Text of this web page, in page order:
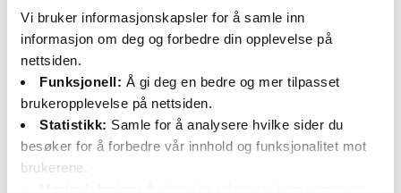
Vi bruker informasjonskapsler for å samle inn
informasjon om deg og forbedre din opplevelse på
nettsiden.
Funksjonell: Å gi deg en bedre og mer tilpasset
brukeropplevelse på nettsiden.
Statistikk: Samle for å analysere hvilke sider du
besøker for å forbedre vår innhold og funksjonalitet mot
brukerene.
Elsa Johanne Sande.
Jannicke Brenden Frøyen.
Gunvald Sundsøy.
Jarle Grotle.
Jon Atle Rise.
Rolf Dombestein.
Jørntunet v/Jens Sigdestad.
Berle Grendalag v/Anne Kristoffersen og Anne Lise